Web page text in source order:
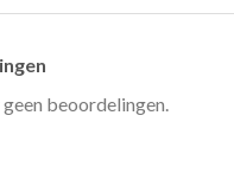
geen beoordelingen.